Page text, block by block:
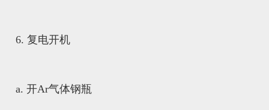
6. 复电开机
a. 开Ar气体钢瓶